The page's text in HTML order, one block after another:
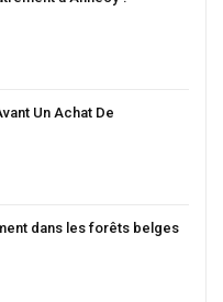
Un Achat De
dans les forêts belges